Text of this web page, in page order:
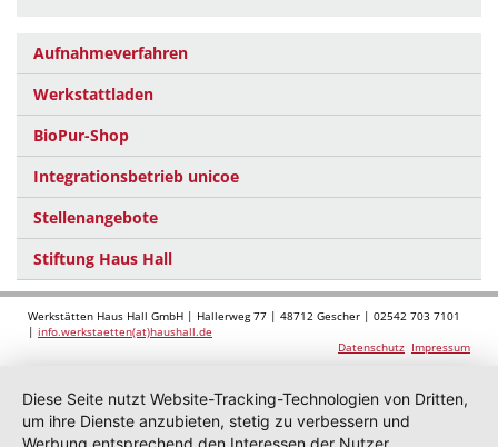
Aufnahmeverfahren
Werkstattladen
BioPur-Shop
Integrationsbetrieb unicoe
Stellenangebote
Stiftung Haus Hall
Werkstätten Haus Hall GmbH | Hallerweg 77 | 48712 Gescher | 02542 703 7101
| info.werkstaetten(at)haushall.de
Datenschutz Impressum
Diese Seite nutzt Website-Tracking-Technologien von Dritten,
um ihre Dienste anzubieten, stetig zu verbessern und
Werbung entsprechend den Interessen der Nutzer